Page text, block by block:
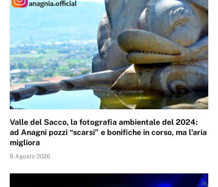
Valle del Sacco, la fotografia ambientale del 2024:
ad Anagni pozzi “scarsi” e bonifiche in corso, ma l’aria
migliora
8 Agosto 2026